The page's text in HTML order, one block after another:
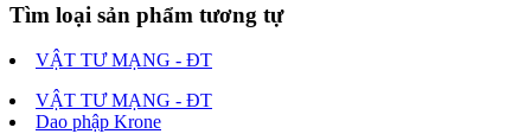
Tìm loại sản phẩm tương tự
VẬT TƯ MẠNG - ĐT
VẬT TƯ MẠNG - ĐT
Dao phập Krone